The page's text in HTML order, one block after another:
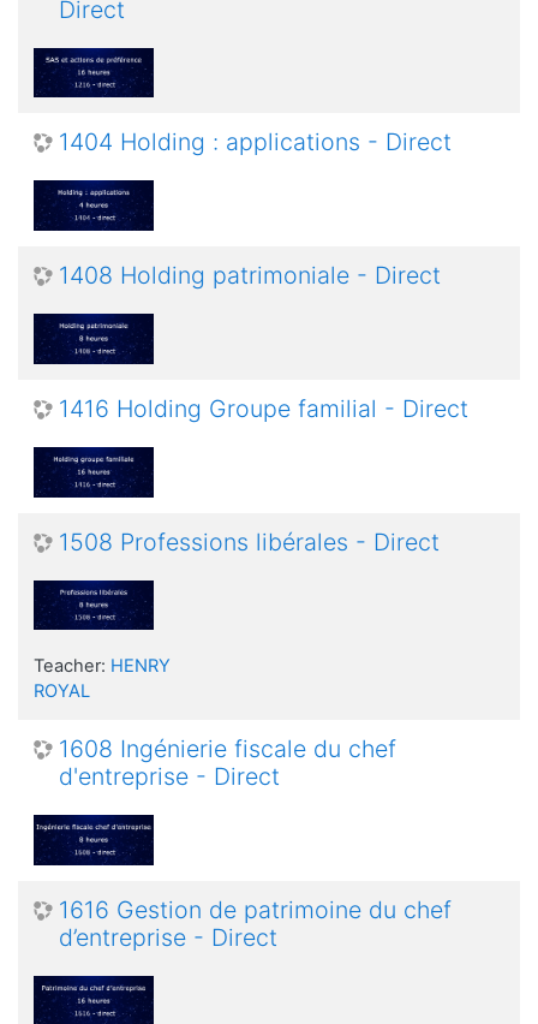
Direct
1404 Holding : applications - Direct
1408 Holding patrimoniale - Direct
1416 Holding Groupe familial - Direct
1508 Professions libérales - Direct
Teacher: HENRY
ROYAL
1608 Ingénierie fiscale du chef
d'entreprise - Direct
1616 Gestion de patrimoine du chef
d’entreprise - Direct